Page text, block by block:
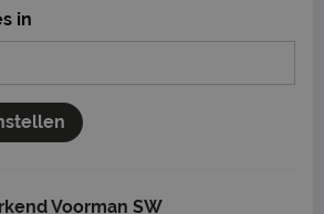
in
Voorman SW